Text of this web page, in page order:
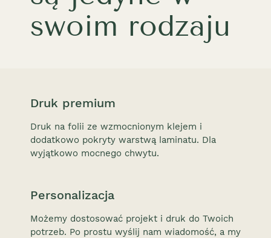
swoim rodzaju
Druk premium
Druk na folii ze wzmocnionym klejem i
dodatkowo pokryty warstwą laminatu. Dla
wyjątkowo mocnego chwytu.
Personalizacja
Możemy dostosować projekt i druk do Twoich
potrzeb. Po prostu wyślij nam wiadomość, a my